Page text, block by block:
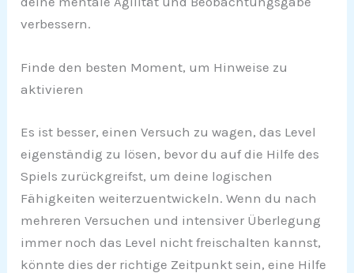
verbessern.
Finde den besten Moment, um Hinweise zu
aktivieren
Es ist besser, einen Versuch zu wagen, das Level
eigenständig zu lösen, bevor du auf die Hilfe des
Spiels zurückgreifst, um deine logischen
Fähigkeiten weiterzuentwickeln. Wenn du nach
mehreren Versuchen und intensiver Überlegung
immer noch das Level nicht freischalten kannst,
könnte dies der richtige Zeitpunkt sein, eine Hilfe